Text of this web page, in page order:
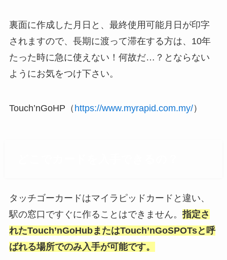
裏面に作成した月日と、最終使用可能月日が印字
されますので、長期に渡って滞在する方は、10年
たった時に急に使えない！何故だ…？とならない
ようにお気をつけ下さい。
Touch’nGoHP（ https://www.myrapid.com.my/）
タッチゴーカードはマイラピッドカードと違い、
駅の窓口ですぐに作ることはできません。 指定さ
れたTouch’nGoHubまたはTouch’nGoSPOTsと呼
ばれる場所でのみ入手が可能です。